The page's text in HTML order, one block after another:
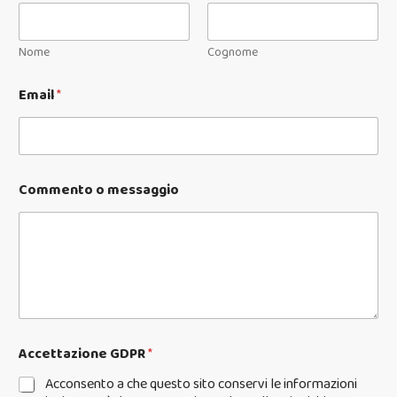
Nome Cognome
Email*
Commento o messaggio
Accettazione GDPR*
Acconsento a che questo sito conservi le informazioni